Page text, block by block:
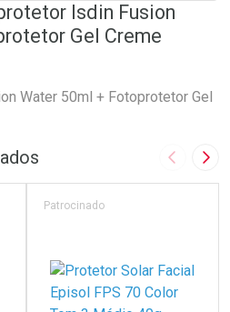
Isdin Fusion
Gel Creme
Water 50ml + Fotoprotetor Gel
Imagem
Patrocinado